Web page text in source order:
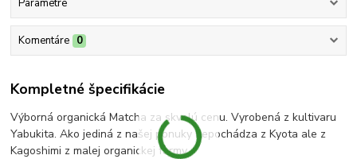
Parametre
Komentáre 0
Kompletné špecifikácie
Výborná organická Matcha za skvelú cenu. Vyrobená z kultivaru
Yabukita. Ako jediná z našej ponuky nepochádza z Kyota ale z
Kagoshimi z malej organickej farmy.